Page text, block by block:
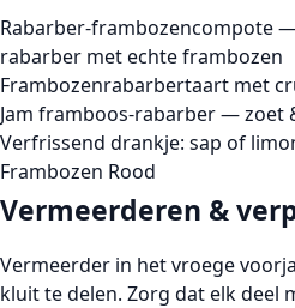
Rabarber-frambozencompote
rabarber met echte frambozen
Frambozenrabarbertaart met
Jam framboos-rabarber — zoet
Verfrissend drankje: sap of
Frambozen Rood
Vermeerderen &
Vermeerder in het vroege
kluit te delen. Zorg dat elk deel